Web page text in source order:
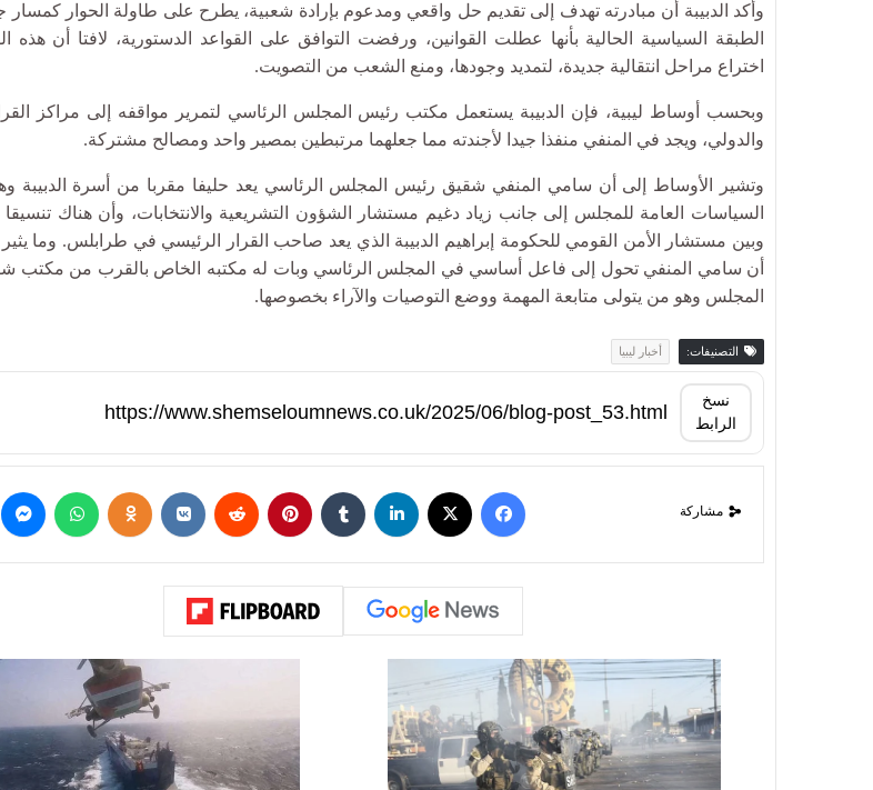
وأكد الدبيبة أن مبادرته تهدف إلى تقديم حل واقعي ومدعوم بإرادة شعبية، يطرح على طاولة الحوار كمسار
الطبقة السياسية الحالية بأنها عطلت القوانين، ورفضت التوافق على القواعد الدستورية، لافتا أن هذه
اختراع مراحل انتقالية جديدة، لتمديد وجودها، ومنع الشعب من التصويت.
وبحسب أوساط ليبية، فإن الدبيبة يستعمل مكتب رئيس المجلس الرئاسي لتمرير مواقفه إلى مراكز
والدولي، ويجد في المنفي منفذا جيدا لأجندته مما جعلهما مرتبطين بمصير واحد ومصالح مشتركة.
وتشير الأوساط إلى أن سامي المنفي شقيق رئيس المجلس الرئاسي يعد حليفا مقربا من أسرة الدبيبة
السياسات العامة للمجلس إلى جانب زياد دغيم مستشار الشؤون التشريعية والانتخابات، وأن هناك تنسيقا
وبين مستشار الأمن القومي للحكومة إبراهيم الدبيبة الذي يعد صاحب القرار الرئيسي في طرابلس. وما
أن سامي المنفي تحول إلى فاعل أساسي في المجلس الرئاسي وبات له مكتبه الخاص بالقرب من مكتب
المجلس وهو من يتولى متابعة المهمة ووضع التوصيات والآراء بخصوصها.
التصنيفات: أخبار ليبيا
نسخ
الرابط
مشاركة